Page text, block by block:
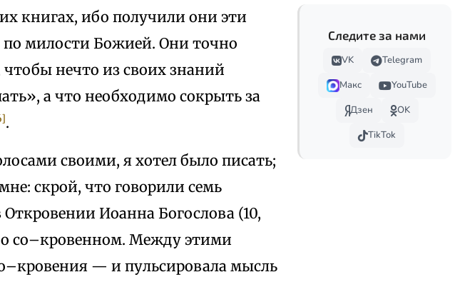
книгах, ибо получили они эти
по милости Божией. Они точно
чтобы нечто из своих знаний
а что необходимо сокрыть за
.
своими, я хотел было писать;
скрой, что говорили семь
Иоанна Богослова (10,
со–кровенном. Между этими
— и пульсировала мысль
Следите за нами
VK
Telegram
Макс
YouTube
Дзен
OK
TikTok